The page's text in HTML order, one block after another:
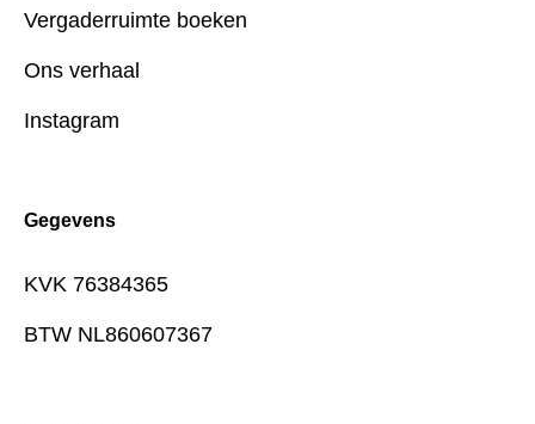
Vergaderruimte boeken
Ons verhaal
Instagram
Gegevens
KVK 76384365
BTW NL860607367